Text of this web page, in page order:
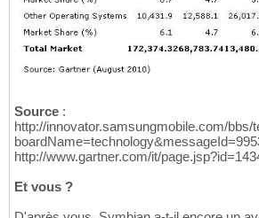
Source :
http://innovator.samsungmobile.com/bbs/
http://www.gartner.com/it/
Et vous ?